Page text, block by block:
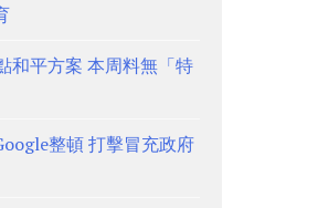
和平方案 本周料無「特
整頓 打擊冒充政府